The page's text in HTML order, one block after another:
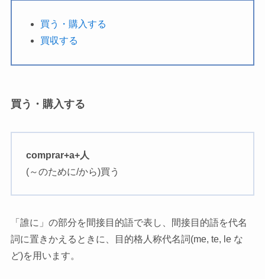
買う・購入する
買収する
買う・購入する
comprar+a+人
(～のために/から)買う
「誰に」の部分を間接目的語で表し、間接目的語を代名
詞に置きかえるときに、目的格人称代名詞(me, te, le な
ど)を用います。